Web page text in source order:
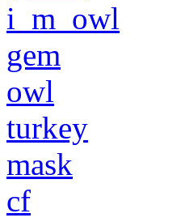
i_m_owl
gem
owl
turkey
mask
cf